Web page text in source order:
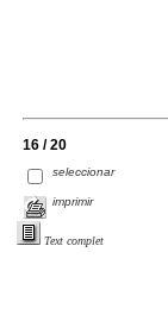
16 / 20
seleccionar
imprimir
Text complet